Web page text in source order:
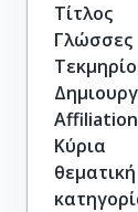
Τίτλος
Γλώσσες
Affiliation
Κύρια
θεματική